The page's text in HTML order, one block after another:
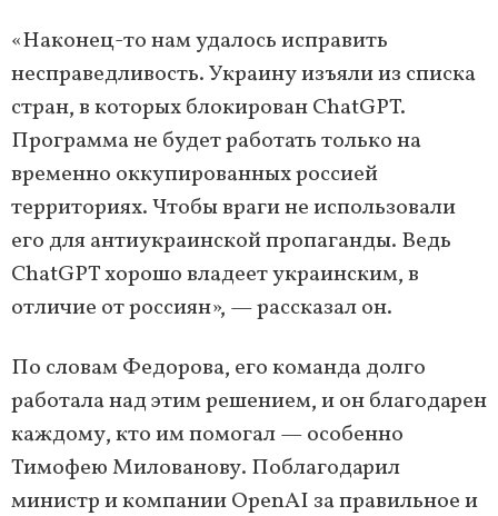
«Наконец-то нам удалось исправить
несправедливость. Украину изъяли из списка
стран, в которых блокирован ChatGPT.
Программа не будет работать только на
временно оккупированных россией
территориях. Чтобы враги не использовали
его для антиукраинской пропаганды. Ведь
ChatGPT хорошо владеет украинским, в
отличие от россиян», — рассказал он.
По словам Федорова, его команда долго
работала над этим решением, и он благодарен
каждому, кто им помогал — особенно
Тимофею Милованову. Поблагодарил
министр и компании OpenAI за правильное и